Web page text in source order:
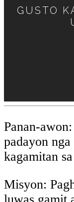
GUSTO
Panan-
padayon
kagamitan
Misyon: